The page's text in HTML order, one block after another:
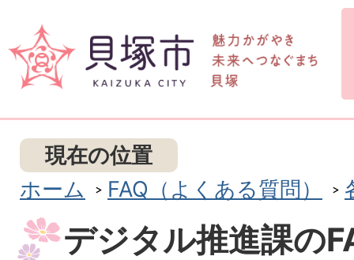
現在の位置
ホーム
FAQ（よくある質問）
デジタル推進課の